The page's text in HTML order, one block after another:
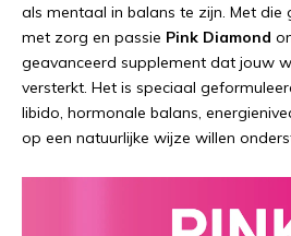
als mentaal in balans te zijn. Met die
met zorg en passie Pink Diamond
geavanceerd supplement dat jouw
versterkt. Het is speciaal
libido, hormonale balans,
op een natuurlijke wijze willen